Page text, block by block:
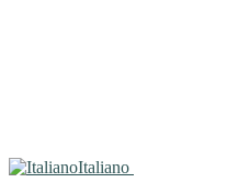
Italiano